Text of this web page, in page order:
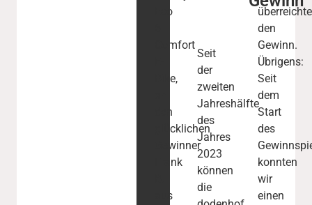
Eco
Comfort
Bike,
den
glücklichen
Gewinner
Frank
aus
Seit
der
zweiten
Jahreshälfte
des
Jahres
2023
können
die
den
Gewinn.
Übrigens:
Seit
dem
Start
des
konnten
wir
einen